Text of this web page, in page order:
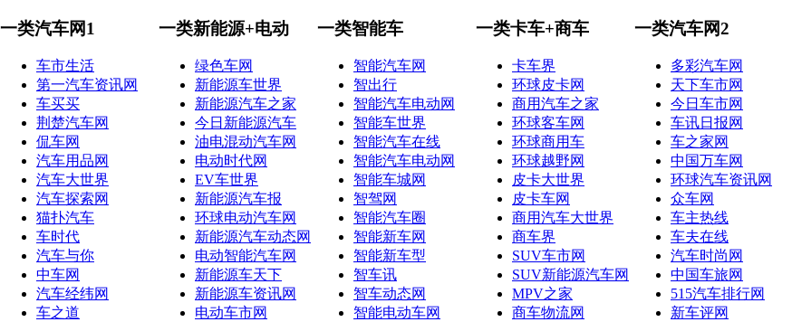
一类汽车网1
车市生活
第一汽车资讯网
车买买
荆楚汽车网
侃车网
汽车用品网
汽车大世界
汽车探索网
猫扑汽车
车时代
汽车与你
中车网
汽车经纬网
车之道
一类新能源+电动
绿色车网
新能源车世界
新能源汽车之家
今日新能源汽车
油电混动汽车网
电动时代网
EV车世界
新能源汽车报
环球电动汽车网
新能源汽车动态网
电动智能汽车网
新能源车天下
新能源车资讯网
电动车市网
一类智能车
智能汽车网
智出行
智能汽车电动网
智能车世界
智能汽车在线
智能汽车电动网
智能车城网
智驾网
智能汽车圈
智能新车网
智能新车型
智车讯
智车动态网
智能电动车网
一类卡车+商车
卡车界
环球皮卡网
商用汽车之家
环球客车网
环球商用车
环球越野网
皮卡大世界
皮卡车网
商用汽车大世界
商车界
SUV车市网
SUV新能源汽车网
MPV之家
商车物流网
一类汽车网2
多彩汽车网
天下车市网
今日车市网
车讯日报网
车之家网
中国万车网
环球汽车资讯网
众车网
车主热线
车夫在线
汽车时尚网
中国车旅网
515汽车排行网
新车评网